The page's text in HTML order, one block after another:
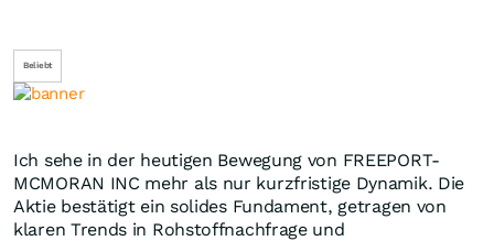
Beliebt
Ich sehe in der heutigen Bewegung von FREEPORT-
MCMORAN INC mehr als nur kurzfristige Dynamik. Die
Aktie bestätigt ein solides Fundament, getragen von
klaren Trends in Rohstoffnachfrage und